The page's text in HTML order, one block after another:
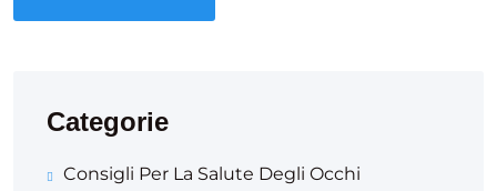
Categorie
Consigli Per La Salute Degli Occhi